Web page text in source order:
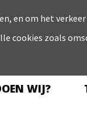
WIJ?
en om het
cookies zoals